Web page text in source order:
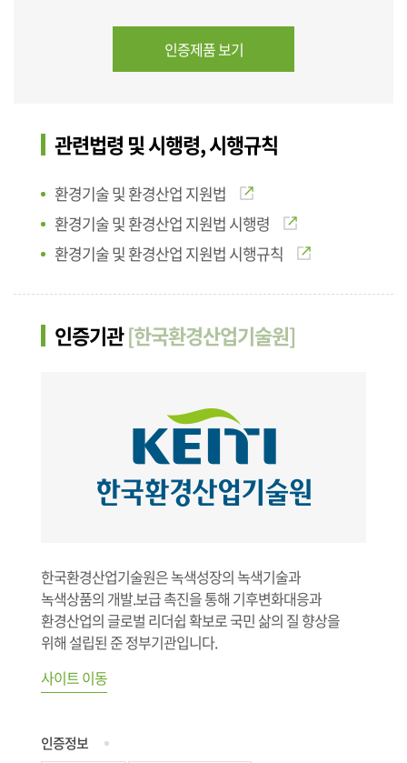
인증제품 보기
관련법령 및 시행령, 시행규칙
환경기술 및 환경산업 지원법
환경기술 및 환경산업 지원법 시행령
환경기술 및 환경산업 지원법 시행규칙
인증기관[한국환경산업기술원]
한국환경산업기술원은 녹색성장의 녹색기술과
녹색상품의 개발.보급 촉진을 통해 기후변화대응과
환경산업의 글로벌 리더쉽 확보로 국민 삶의 질 향상을
위해 설립된 준 정부기관입니다.
사이트 이동
인증정보